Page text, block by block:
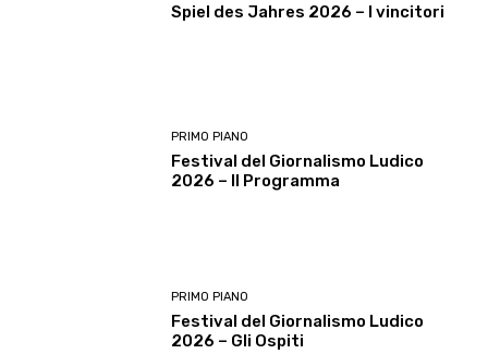
Spiel des Jahres 2026 – I vincitori
PRIMO PIANO
Festival del Giornalismo Ludico
2026 – Il Programma
PRIMO PIANO
Festival del Giornalismo Ludico
2026 – Gli Ospiti